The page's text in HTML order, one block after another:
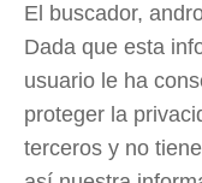
El buscador,
Dada que esta
usuario le ha
proteger la
terceros y no